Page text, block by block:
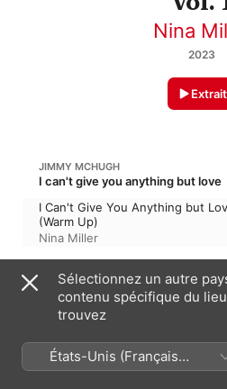
Nina
2023
Extrait
JIMMY MCHUGH
I can't give you anything but love
I Can't Give You Anything but
(Warm Up)
Nina Miller
ANTÔNIO CARLOS JOBIM
Desafinado (Plié 1)
Nina Miller
Sélectionnez un autre
contenu spécifique du
trouvez
États-Unis (Français
France)